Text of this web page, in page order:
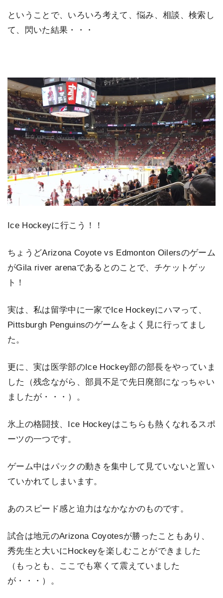
ということで、いろいろ考えて、悩み、相談、検索し
て、閃いた結果・・・
Ice Hockeyに行こう！！
ちょうどArizona Coyote vs Edmonton Oilersのゲーム
がGila river arenaであるとのことで、チケットゲッ
ト！
実は、私は留学中に一家でIce Hockeyにハマって、
Pittsburgh Penguinsのゲームをよく見に行ってまし
た。
更に、実は医学部のIce Hockey部の部長をやっていま
した（残念ながら、部員不足で先日廃部になっちゃい
ましたが・・・）。
氷上の格闘技、Ice Hockeyはこちらも熱くなれるスポ
ーツの一つです。
ゲーム中はパックの動きを集中して見ていないと置い
ていかれてしまいます。
あのスピード感と迫力はなかなかのものです。
試合は地元のArizona Coyotesが勝ったこともあり、
秀先生と大いにHockeyを楽しむことができました
（もっとも、ここでも寒くて震えていました
が・・・）。